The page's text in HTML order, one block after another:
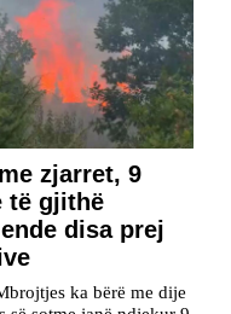
zjarret, 9
të gjithë
disa prej
ka bërë me dije